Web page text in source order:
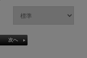
次へ